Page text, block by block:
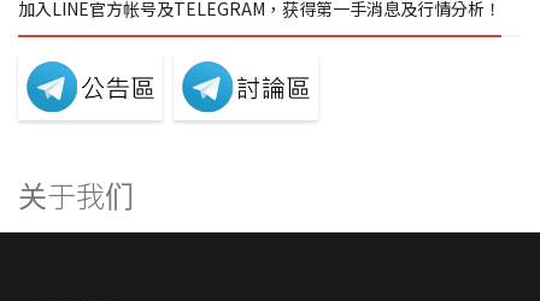
加入LINE官方帐号及TELEGRAM，获得第一手消息及行情分析！
关于我们